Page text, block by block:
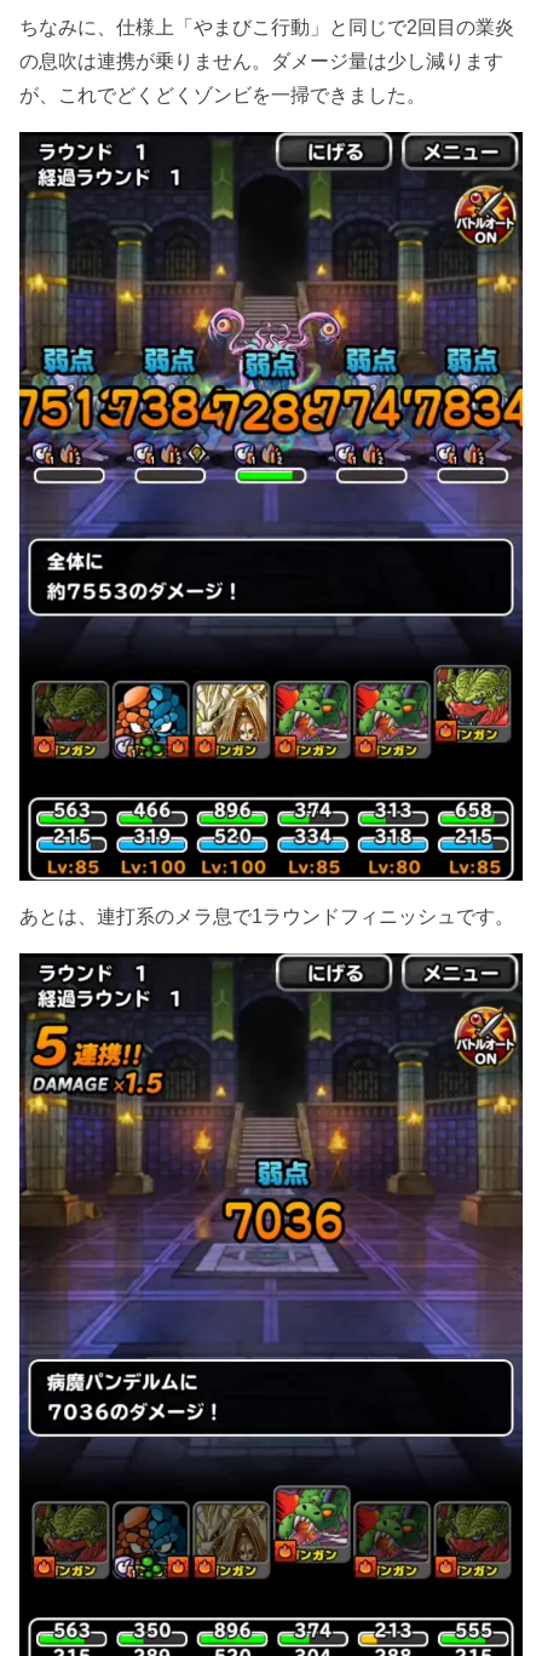
ちなみに、仕様上「やまびこ行動」と同じで2回目の業炎
の息吹は連携が乗りません。ダメージ量は少し減ります
が、これでどくどくゾンビを一掃できました。
あとは、連打系のメラ息で1ラウンドフィニッシュです。